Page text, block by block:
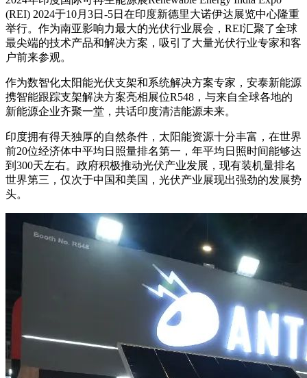
(REI) 2024于10月3日-5日在印度新德里大诺伊达展览中心隆重
举行。作为南亚影响力最大的光伏行业展会，REI汇聚了全球
最尖端的技术产品和解决方案，吸引了大量光伏行业专家和客
户前来参观。
作为数智化太阳能光伏支架和系统解决方案专家，安泰新能源
携智能跟踪支架解决方案亮相展位R548，与来自全球各地的
新能源企业齐聚一堂，共话印度清洁能源未来。
印度拥有得天独厚的自然条件，太阳能资源十分丰富，在世界
前20位经济体中平均日照量排名第一，年平均日照时间能够达
到300天左右。政府积极推动光伏产业发展，现有装机量排名
世界第三，仅次于中国和美国，光伏产业展现出强劲的发展势
头。